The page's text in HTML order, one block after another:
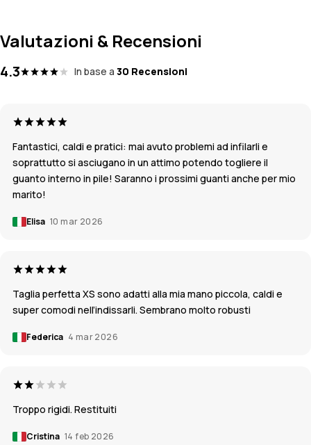
Valutazioni & Recensioni
4.3 In base a 30 Recensioni
Fantastici, caldi e pratici: mai avuto problemi ad infilarli e
soprattutto si asciugano in un attimo potendo togliere il
guanto interno in pile! Saranno i prossimi guanti anche per mio
marito!
Elisa 10 mar 2026
Taglia perfetta XS sono adatti alla mia mano piccola, caldi e
super comodi nell’indissarli. Sembrano molto robusti
Federica 4 mar 2026
Troppo rigidi. Restituiti
Cristina 14 feb 2026